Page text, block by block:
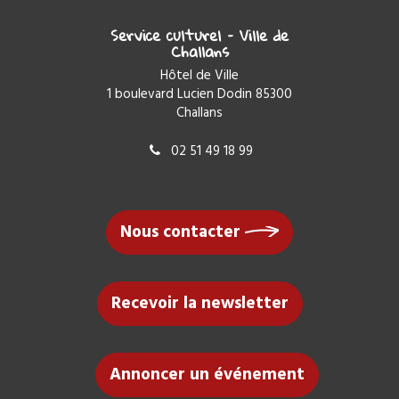
Service culturel – Ville de
Challans
Hôtel de Ville
1 boulevard Lucien Dodin 85300
Challans
02 51 49 18 99
Nous contacter
Recevoir la newsletter
Annoncer un événement